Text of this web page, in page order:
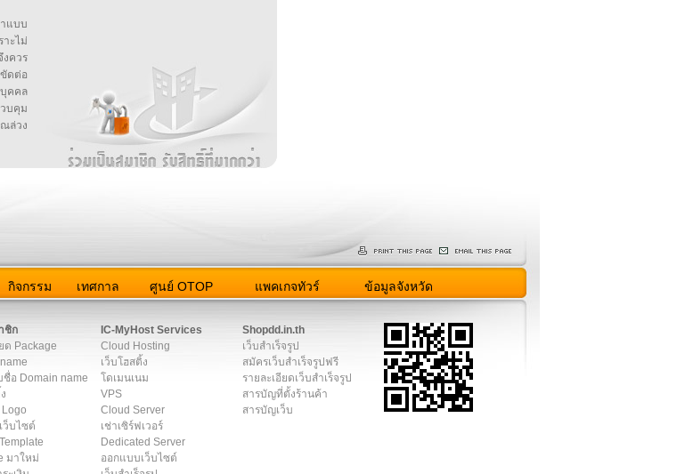
แบบ
ะไม่
ควร
ดต่อ
คคล
บคุม
ล่วง
กิจกรรม เทศกาล ศูนย์ OTOP แพคเกจทัวร์ ข้อมูลจังหวัด
ชิก
ด Package
ชื่อ Domain name
ว็บไซต์
มาใหม่
IC-MyHost Services
Cloud Hosting
เว็บโฮสติ้ง
โดเมนเนม
VPS
Cloud Server
เช่าเซิร์ฟเวอร์
Dedicated Server
ออกแบบเว็บไซต์
Shopdd.in.th
เว็บสำเร็จรูป
สมัครเว็บสำเร็จรูปฟรี
รายละเอียดเว็บสำเร็จรูป
สารบัญที่ตั้งร้านค้า
สารบัญเว็บ